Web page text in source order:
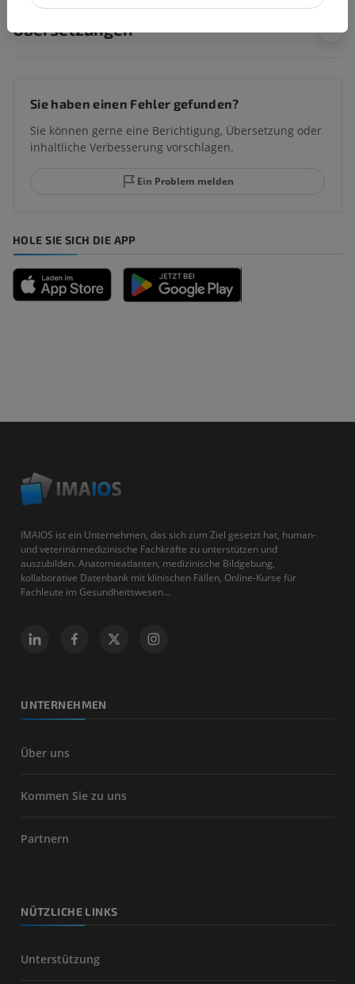
Übersetzungen
Sie haben einen Fehler gefunden?
Sie können gerne eine Berichtigung, Übersetzung oder
inhaltliche Verbesserung vorschlagen.
Ein Problem melden
HOLE SIE SICH DIE APP
IMAIOS ist ein Unternehmen, das sich zum Ziel gesetzt hat, human-
und veterinärmedizinische Fachkräfte zu unterstützen und
auszubilden. Anatomieatlanten, medizinische Bildgebung,
kollaborative Datenbank mit klinischen Fällen, Online-Kurse für
Fachleute im Gesundheitswesen...
UNTERNEHMEN
Über uns
Kommen Sie zu uns
Partnern
NÜTZLICHE LINKS
Unterstützung